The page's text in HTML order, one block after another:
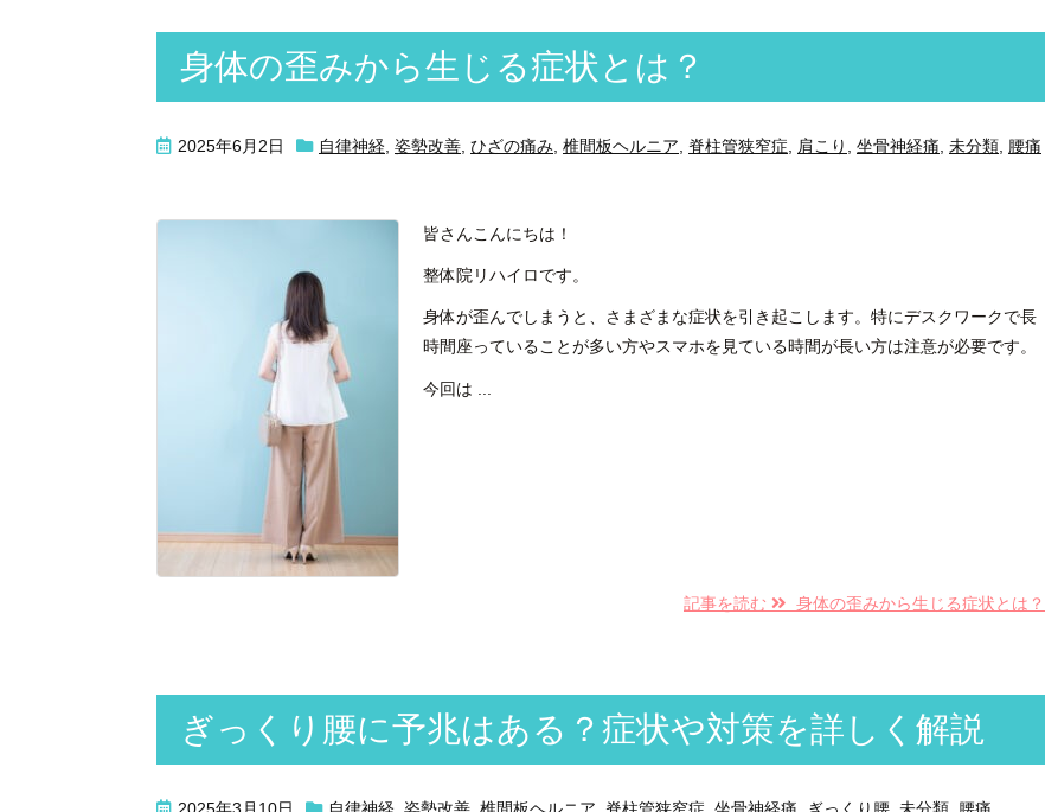
身体の歪みから生じる症状とは？
2025年6月2日 自律神経 姿勢改善 ひざの痛み 椎間板ヘルニア 脊柱管狭窄症 肩こり 坐骨神経痛 未分類 腰痛
皆さんこんにちは！
整体院リハイロです。
身体が歪んでしまうと、さまざまな症状を引き起こします。特にデスクワークで長
時間座っていることが多い方やスマホを見ている時間が長い方は注意が必要です。
今回は ...
記事を読む 身体の歪みから生じる症状とは？
ぎっくり腰に予兆はある？症状や対策を詳しく解説